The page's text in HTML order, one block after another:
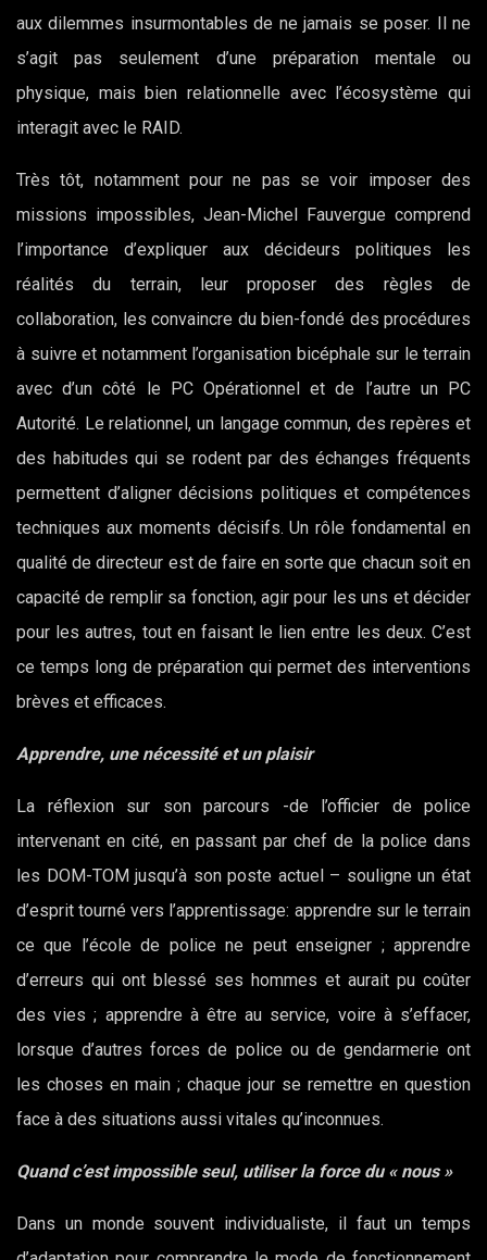
aux dilemmes insurmontables de ne jamais se poser. Il ne
s’agit pas seulement d’une préparation mentale ou
physique, mais bien relationnelle avec l’écosystème qui
interagit avec le RAID.
Très tôt, notamment pour ne pas se voir imposer des
missions impossibles, Jean-Michel Fauvergue comprend
l’importance d’expliquer aux décideurs politiques les
réalités du terrain, leur proposer des règles de
collaboration, les convaincre du bien-fondé des procédures
à suivre et notamment l’organisation bicéphale sur le terrain
avec d’un côté le PC Opérationnel et de l’autre un PC
Autorité. Le relationnel, un langage commun, des repères et
des habitudes qui se rodent par des échanges fréquents
permettent d’aligner décisions politiques et compétences
techniques aux moments décisifs. Un rôle fondamental en
qualité de directeur est de faire en sorte que chacun soit en
capacité de remplir sa fonction, agir pour les uns et décider
pour les autres, tout en faisant le lien entre les deux. C’est
ce temps long de préparation qui permet des interventions
brèves et efficaces.
Apprendre, une nécessité et un plaisir
La réflexion sur son parcours -de l’officier de police
intervenant en cité, en passant par chef de la police dans
les DOM-TOM jusqu’à son poste actuel – souligne un état
d’esprit tourné vers l’apprentissage: apprendre sur le terrain
ce que l’école de police ne peut enseigner ; apprendre
d’erreurs qui ont blessé ses hommes et aurait pu coûter
des vies ; apprendre à être au service, voire à s’effacer,
lorsque d’autres forces de police ou de gendarmerie ont
les choses en main ; chaque jour se remettre en question
face à des situations aussi vitales qu’inconnues.
Quand c’est impossible seul, utiliser la force du « nous »
Dans un monde souvent individualiste, il faut un temps